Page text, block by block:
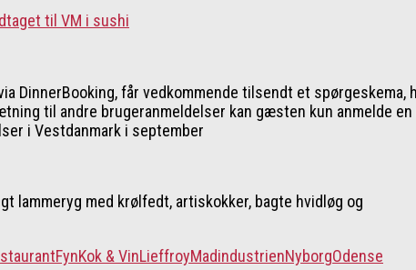
til VM i sushi
DinnerBooking, får vedkommende tilsendt et
til andre brugeranmeldelser kan gæsten kun anmelde
i Vestdanmark i september
lammeryg med krølfedt, artiskokker, bagte hvidløg og
FynKok & VinLieffroyMadindustrienNyborgOdense